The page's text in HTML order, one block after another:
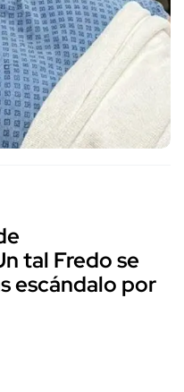
tal Fredo se
escándalo por